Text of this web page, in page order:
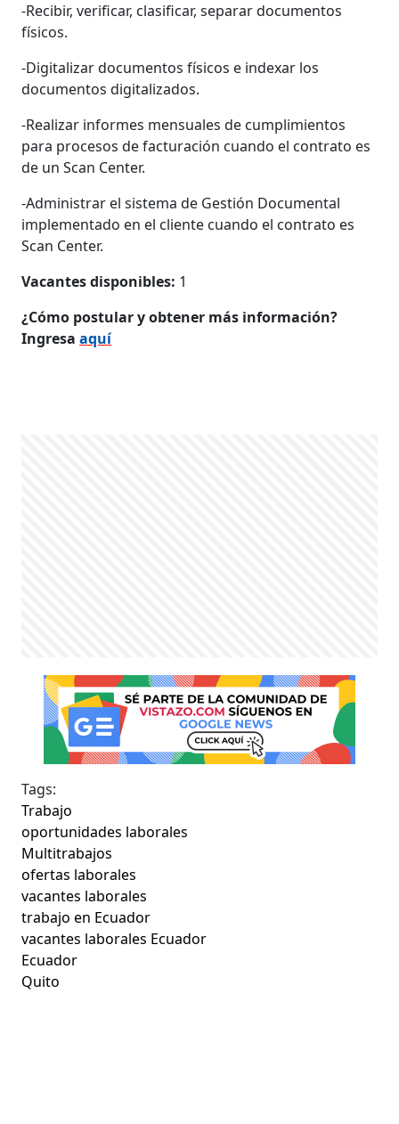
-Recibir, verificar, clasificar, separar documentos
físicos.
-Digitalizar documentos físicos e indexar los
documentos digitalizados.
-Realizar informes mensuales de cumplimientos
para procesos de facturación cuando el contrato es
de un Scan Center.
-Administrar el sistema de Gestión Documental
implementado en el cliente cuando el contrato es
Scan Center.
Vacantes disponibles: 1
¿Cómo postular y obtener más información?
Ingresaaquí
Tags:
Trabajo
oportunidades laborales
Multitrabajos
ofertas laborales
vacantes laborales
trabajo en Ecuador
vacantes laborales Ecuador
Ecuador
Quito